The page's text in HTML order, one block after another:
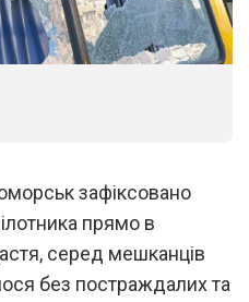
зафіксовано
прямо в
серед мешканців
без постраждалих та